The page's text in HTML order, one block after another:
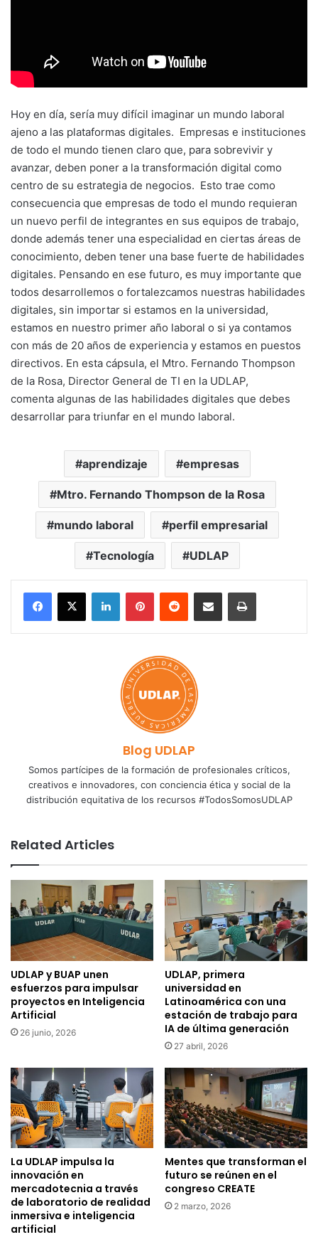
Hoy en día, sería muy difícil imaginar un mundo laboral
ajeno a las plataformas digitales. Empresas e instituciones
de todo el mundo tienen claro que, para sobrevivir y
avanzar, deben poner a la transformación digital como
centro de su estrategia de negocios. Esto trae como
consecuencia que empresas de todo el mundo requieran
un nuevo perfil de integrantes en sus equipos de trabajo,
donde además tener una especialidad en ciertas áreas de
conocimiento, deben tener una base fuerte de habilidades
digitales. Pensando en ese futuro, es muy importante que
todos desarrollemos o fortalezcamos nuestras habilidades
digitales, sin importar si estamos en la universidad,
estamos en nuestro primer año laboral o si ya contamos
con más de 20 años de experiencia y estamos en puestos
directivos. En esta cápsula, el Mtro. Fernando Thompson
de la Rosa, Director General de TI en la UDLAP,
comenta algunas de las habilidades digitales que debes
desarrollar para triunfar en el mundo laboral.
aprendizaje empresas
Mtro. Fernando Thompson de la Rosa
mundo laboral perfil empresarial
Tecnología UDLAP
LinkedInPinterestReddit Share via Email Print
Blog UDLAP
Somos partícipes de la formación de profesionales críticos,
creativos e innovadores, con conciencia ética y social de la
distribución equitativa de los recursos #TodosSomosUDLAP
Related Articles
UDLAP y BUAP unen
esfuerzos para impulsar
proyectos en Inteligencia
Artificial
26 junio, 2026
UDLAP, primera
universidad en
Latinoamérica con una
estación de trabajo para
IA de última generación
27 abril, 2026
La UDLAP impulsa la
innovación en
mercadotecnia a través
de laboratorio de realidad
inmersiva e inteligencia
artificial
Mentes que transforman el
futuro se reúnen en el
congreso CREATE
2 marzo, 2026